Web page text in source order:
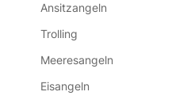
Ansitzangeln
Trolling
Meeresangeln
Eisangeln